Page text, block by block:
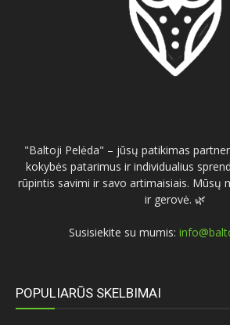
"Baltoji Pelėda" – jūsų patikimas
kokybės patarimus ir individualius
rūpintis savimi ir savo artimaisiais. Mūsų
ir gerovė. 🌿
Susisiekite su mumis:
POPULIARŪS SKELBIMAI